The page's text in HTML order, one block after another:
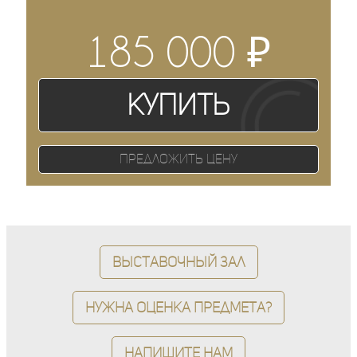
185 000 ₽
Купить
Предложить цену
Выставочный зал
Нужна оценка предмета?
Напишите нам